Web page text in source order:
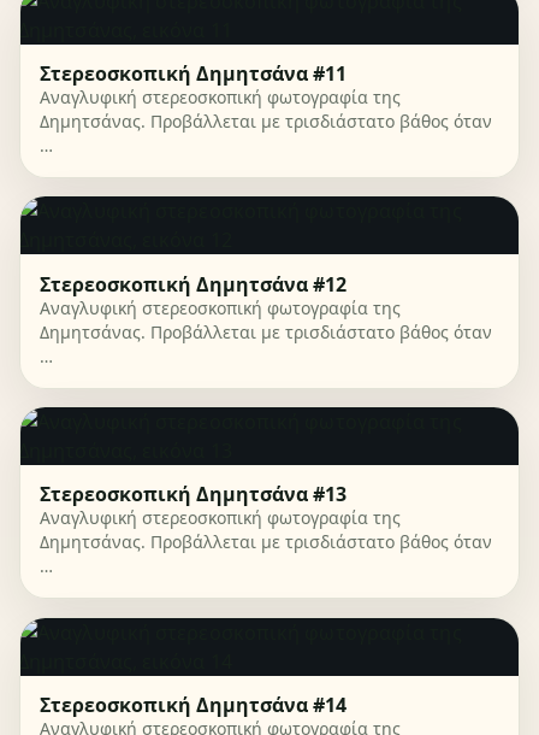
Στερεοσκοπική Δημητσάνα #11
Αναγλυφική στερεοσκοπική φωτογραφία της
Δημητσάνας. Προβάλλεται με τρισδιάστατο βάθος όταν
…
Στερεοσκοπική Δημητσάνα #12
Αναγλυφική στερεοσκοπική φωτογραφία της
Δημητσάνας. Προβάλλεται με τρισδιάστατο βάθος όταν
…
Στερεοσκοπική Δημητσάνα #13
Αναγλυφική στερεοσκοπική φωτογραφία της
Δημητσάνας. Προβάλλεται με τρισδιάστατο βάθος όταν
…
Στερεοσκοπική Δημητσάνα #14
Αναγλυφική στερεοσκοπική φωτογραφία της